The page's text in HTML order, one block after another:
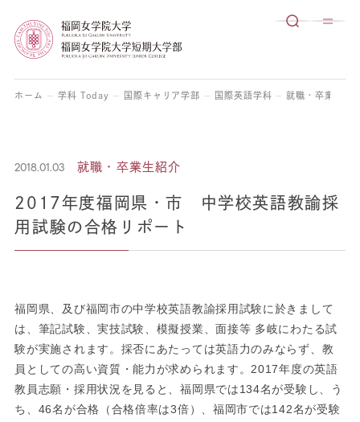
ホーム 学科 Today 国際キャリア学部 国際英語学科 就職・卒業生紹
2018.01.03 就職・卒業生紹介
2017年度福岡県・市 中学校英語教諭採
用試験の合格リポート
福岡県、及び福岡市の中学校英語教諭採用試験に於きまして
は、筆記試験、実技試験、模擬授業、面接等 多岐にわたる試
験が実施されます。採否にあたっては英語力のみならず、教
員としての高い資質・能力が求められます。2017年度の英語
教員志願・採用状況を見ると、福岡県では134名が受験し、う
ち、46名が合格（合格倍率は3倍）、福岡市では142名が受験